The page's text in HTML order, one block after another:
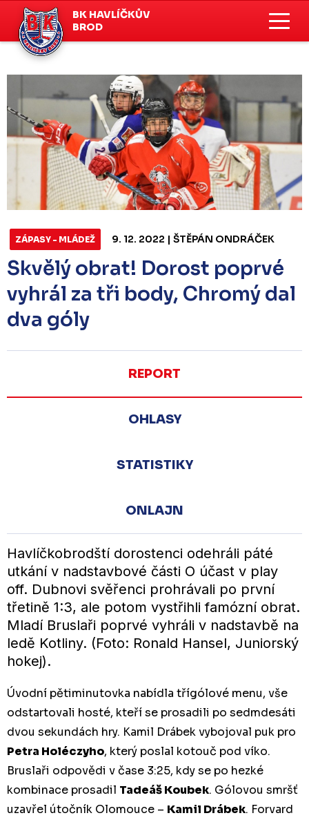
BK HAVLÍČKŮV
BROD
ZÁPASY - MLÁDEŽ 9. 12. 2022 | ŠTĚPÁN ONDRÁČEK
Skvělý obrat! Dorost poprvé
vyhrál za tři body, Chromý dal
dva góly
REPORT
OHLASY
STATISTIKY
ONLAJN
Havlíčkobrodští dorostenci odehráli páté
utkání v nadstavbové části O účast v play
off. Dubnovi svěřenci prohrávali po první
třetině 1:3, ale potom vystřihli famózní obrat.
Mladí Bruslaři poprvé vyhráli v nadstavbě na
ledě Kotliny. (Foto: Ronald Hansel, Juniorský
hokej).
Úvodní pětiminutovka nabídla třígólové menu, vše
odstartovali hosté, kteří se prosadili po sedmdesáti
dvou sekundách hry. Kamil Drábek vybojoval puk pro
Petra Holéczyho, který poslal kotouč pod víko.
Bruslaři odpovědi v čase 3:25, kdy se po hezké
kombinace prosadil Tadeáš Koubek. Gólovou smršť
uzavřel útočník Olomouce – Kamil Drábek. Forvard